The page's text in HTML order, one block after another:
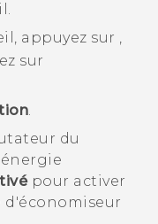
, appuyez sur ,
sur
du
pour activer
d'économiseur